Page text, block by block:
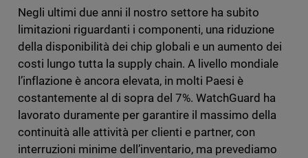
Negli ultimi due anni il nostro settore ha subito
limitazioni riguardanti i componenti, una riduzione
della disponibilità dei chip globali e un aumento dei
costi lungo tutta la supply chain. A livello mondiale
l’inflazione è ancora elevata, in molti Paesi è
costantemente al di sopra del 7%. WatchGuard ha
lavorato duramente per garantire il massimo della
continuità alle attività per clienti e partner, con
interruzioni minime dell’inventario, ma prevediamo